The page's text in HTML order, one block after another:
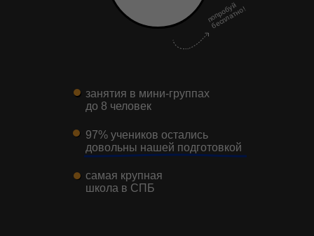
п
о
п
р
о
б
у
й
б
е
с
п
л
а
т
н
о!
занятия в мини-группах
до 8 человек
97% учеников остались
довольны нашей подготовкой
самая крупная
школа в СПБ